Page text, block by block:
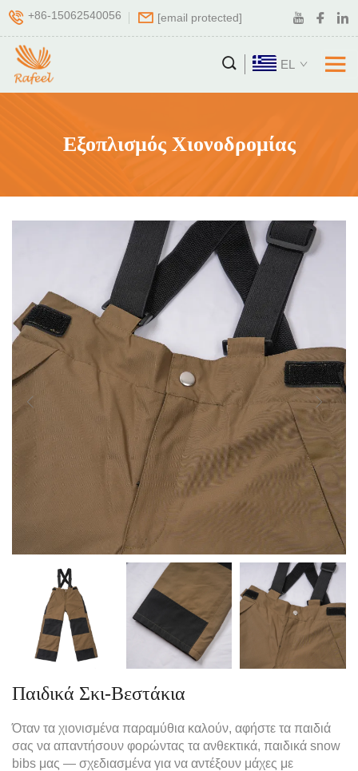
+86-15062540056 [email protected]
EL
Εξοπλισμός Χιονοδρομίας
Παιδικά Σκι-Βεστάκια
Όταν τα χιονισμένα παραμύθια καλούν, αφήστε τα παιδιά
σας να απαντήσουν φορώντας τα ανθεκτικά, παιδικά snow
bibs μας — σχεδιασμένα για να αντέξουν μάχες με